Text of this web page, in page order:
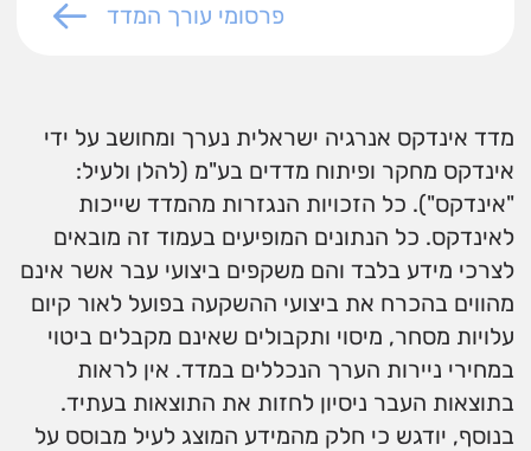
פרסומי עורך המדד
מדד אינדקס אנרגיה ישראלית נערך ומחושב על ידי
אינדקס מחקר ופיתוח מדדים בע"מ (להלן ולעיל:
"אינדקס"). כל הזכויות הנגזרות מהמדד שייכות
לאינדקס. כל הנתונים המופיעים בעמוד זה מובאים
לצרכי מידע בלבד והם משקפים ביצועי עבר אשר אינם
מהווים בהכרח את ביצועי ההשקעה בפועל לאור קיום
עלויות מסחר, מיסוי ותקבולים שאינם מקבלים ביטוי
במחירי ניירות הערך הנכללים במדד. אין לראות
בתוצאות העבר ניסיון לחזות את התוצאות בעתיד.
בנוסף, יודגש כי חלק מהמידע המוצג לעיל מבוסס על